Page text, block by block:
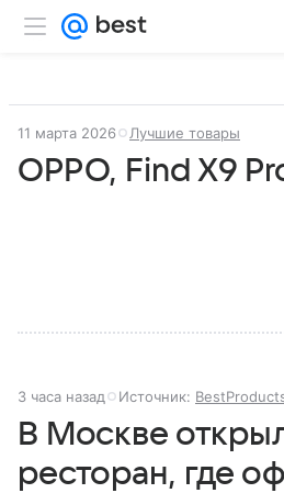
11 марта 2026 Лучшие товары
OPPO, Find X9
3 часа назад Источник:
В Москве
ресторан, где